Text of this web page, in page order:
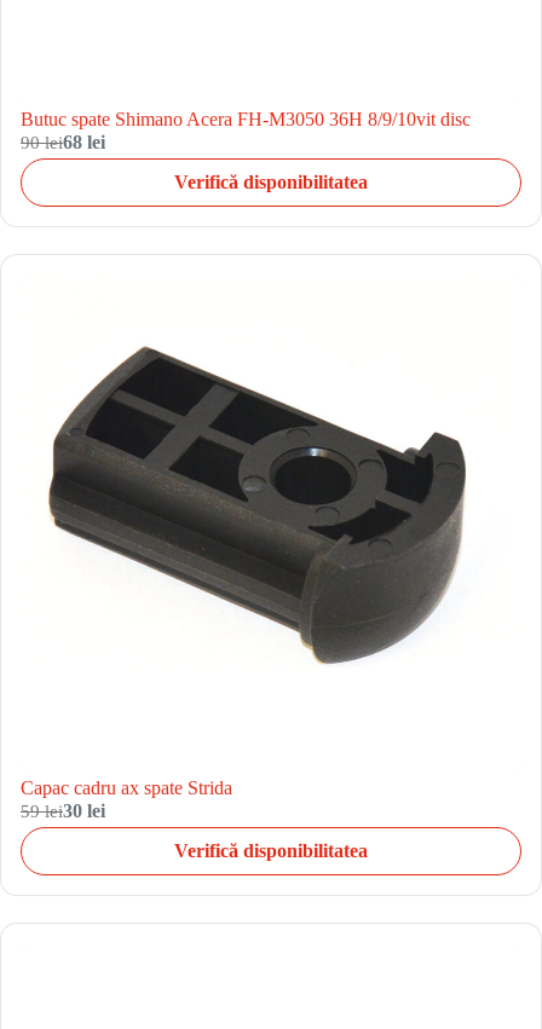
Butuc spate Shimano Acera FH-M3050 36H 8/9/10vit disc
90 lei68 lei
Verifică disponibilitatea
Capac cadru ax spate Strida
59 lei30 lei
Verifică disponibilitatea